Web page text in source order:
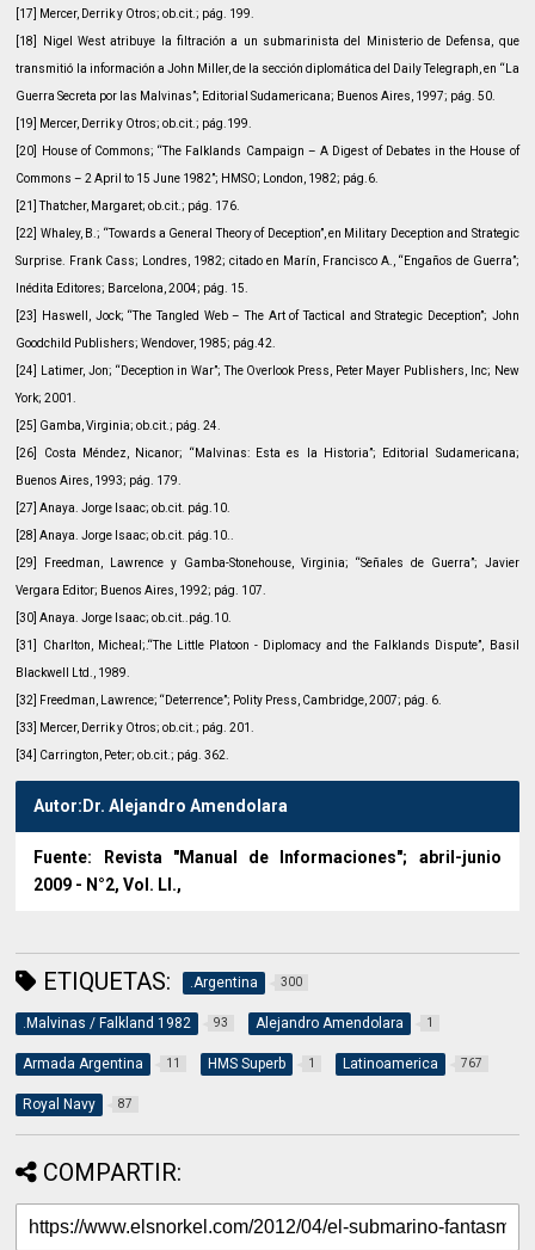
[17] Mercer, Derrik y Otros; ob.cit.; pág. 199.
[18] Nigel West atribuye la filtración a un submarinista del Ministerio de Defensa, que
transmitió la información a John Miller, de la sección diplomática del Daily Telegraph, en “La
Guerra Secreta por las Malvinas”; Editorial Sudamericana; Buenos Aires, 1997; pág. 50.
[19] Mercer, Derrik y Otros; ob.cit.; pág.199.
[20] House of Commons; “The Falklands Campaign – A Digest of Debates in the House of
Commons – 2 April to 15 June 1982”; HMSO; London, 1982; pág.6.
[21] Thatcher, Margaret; ob.cit.; pág. 176.
[22] Whaley, B.; “Towards a General Theory of Deception”, en Military Deception and Strategic
Surprise. Frank Cass; Londres, 1982; citado en Marín, Francisco A., “Engaños de Guerra”;
Inédita Editores; Barcelona, 2004; pág. 15.
[23] Haswell, Jock; “The Tangled Web – The Art of Tactical and Strategic Deception”; John
Goodchild Publishers; Wendover, 1985; pág.42.
[24] Latimer, Jon; “Deception in War”; The Overlook Press, Peter Mayer Publishers, Inc; New
York; 2001.
[25] Gamba, Virginia; ob.cit.; pág. 24.
[26] Costa Méndez, Nicanor; “Malvinas: Esta es la Historia”; Editorial Sudamericana;
Buenos Aires, 1993; pág. 179.
[27] Anaya. Jorge Isaac; ob.cit. pág.10.
[28] Anaya. Jorge Isaac; ob.cit. pág.10..
[29] Freedman, Lawrence y Gamba-Stonehouse, Virginia; “Señales de Guerra”; Javier
Vergara Editor; Buenos Aires, 1992; pág. 107.
[30] Anaya. Jorge Isaac; ob.cit..pág.10.
[31] Charlton, Micheal;.“The Little Platoon - Diplomacy and the Falklands Dispute”, Basil
Blackwell Ltd., 1989.
[32] Freedman, Lawrence; “Deterrence”; Polity Press, Cambridge, 2007; pág. 6.
[33] Mercer, Derrik y Otros; ob.cit.; pág. 201.
[34] Carrington, Peter; ob.cit.; pág. 362.
Autor:Dr. Alejandro Amendolara
Fuente: Revista "Manual de Informaciones"; abril-junio
2009 - N°2, Vol. LI.,
ETIQUETAS: .Argentina 300
.Malvinas / Falkland 1982 93 Alejandro Amendolara 1
Armada Argentina 11 HMS Superb 1 Latinoamerica 767
Royal Navy 87
COMPARTIR: